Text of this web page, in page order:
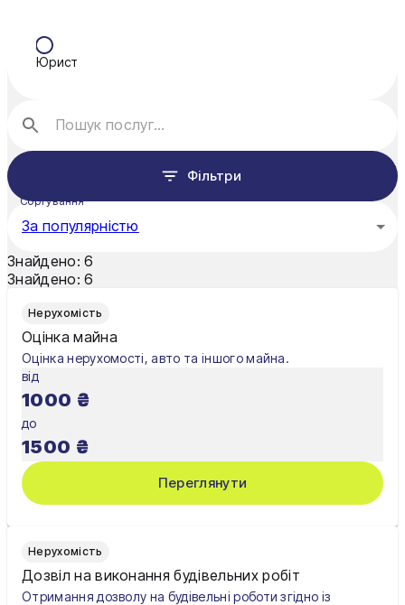
Кривий Ріг
Нікополь
Одеса
Павлоград
Полтава
Тернопіль
Ужгород
Умань
Юрист
Фільтри
Сортування
За популярністю
Знайдено: 6
Знайдено: 6
Нерухомість
Оцінка майна
Оцінка нерухомості, авто та іншого майна.
від
1000 ₴
до
1500 ₴
Переглянути
Нерухомість
Дозвіл на виконання будівельних робіт
Отримання дозволу на будівельні роботи згідно із